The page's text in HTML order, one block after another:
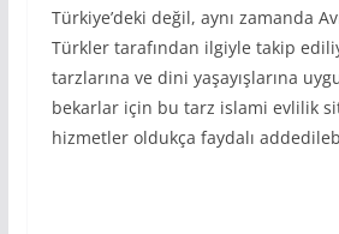
Türkiye’deki değil, aynı zamanda
Türkler tarafından ilgiyle takip
tarzlarına ve dini yaşayışlarına
bekarlar için bu tarz islami evlilik
hizmetler oldukça faydalı